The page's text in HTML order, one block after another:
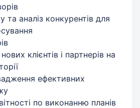
та аналіз конкурентів для
клієнтів і партнерів на
ефективних
по виконанню планів